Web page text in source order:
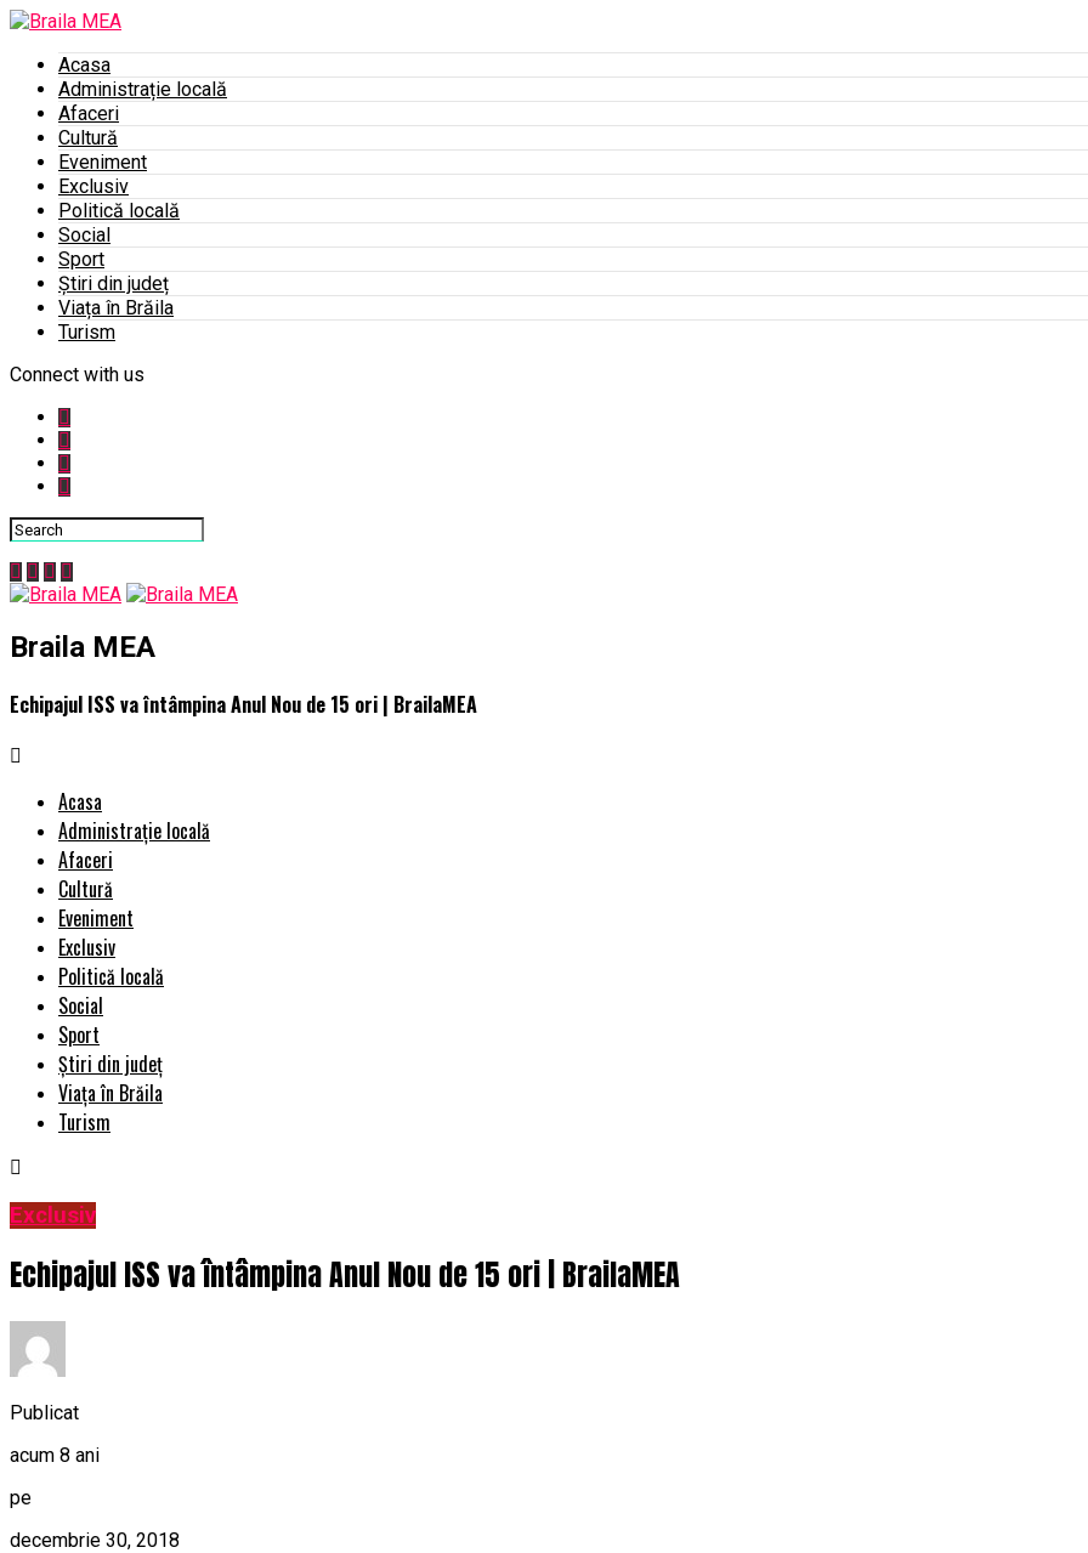
Acasa
Administrație locală
Afaceri
Cultură
Eveniment
Exclusiv
Politică locală
Social
Sport
Știri din județ
Viața în Brăila
Turism
Connect with us
Braila MEA
Echipajul ISS va întâmpina Anul Nou de 15 ori | BrailaMEA
Acasa
Administrație locală
Afaceri
Cultură
Eveniment
Exclusiv
Politică locală
Social
Sport
Știri din județ
Viața în Brăila
Turism
Exclusiv
Echipajul ISS va întâmpina Anul Nou de 15 ori | BrailaMEA
Publicat
acum 8 ani
pe
decembrie 30, 2018